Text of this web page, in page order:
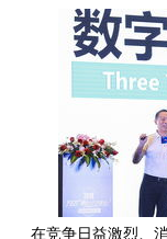
在竞争日益激烈、